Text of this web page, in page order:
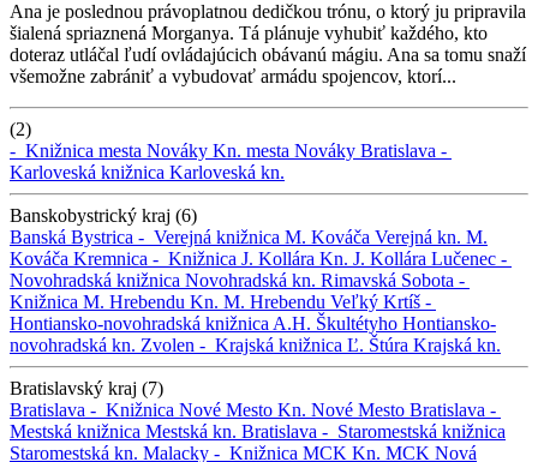
Ana je poslednou právoplatnou dedičkou trónu, o ktorý ju pripravila
šialená spriaznená Morganya. Tá plánuje vyhubiť každého, kto
doteraz utláčal ľudí ovládajúcich obávanú mágiu. Ana sa tomu snaží
všemožne zabrániť a vybudovať armádu spojencov, ktorí...
(2)
- Knižnica mesta Nováky Kn. mesta Nováky Bratislava -
Karloveská knižnica Karloveská kn.
Banskobystrický kraj (6)
Banská Bystrica - Verejná knižnica M. Kováča Verejná kn. M.
Kováča Kremnica - Knižnica J. Kollára Kn. J. Kollára Lučenec -
Novohradská knižnica Novohradská kn. Rimavská Sobota -
Knižnica M. Hrebendu Kn. M. Hrebendu Veľký Krtíš -
Hontiansko-novohradská knižnica A.H. Škultétyho Hontiansko-
novohradská kn. Zvolen - Krajská knižnica Ľ. Štúra Krajská kn.
Bratislavský kraj (7)
Bratislava - Knižnica Nové Mesto Kn. Nové Mesto Bratislava -
Mestská knižnica Mestská kn. Bratislava - Staromestská knižnica
Staromestská kn. Malacky - Knižnica MCK Kn. MCK Nová